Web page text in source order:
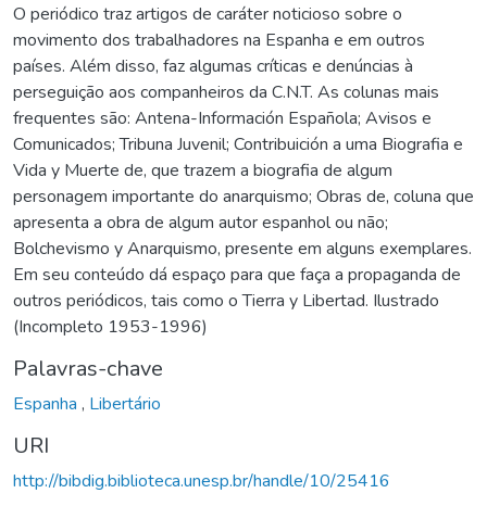
O periódico traz artigos de caráter noticioso sobre o
movimento dos trabalhadores na Espanha e em outros
países. Além disso, faz algumas críticas e denúncias à
perseguição aos companheiros da C.N.T. As colunas mais
frequentes são: Antena-Información Española; Avisos e
Comunicados; Tribuna Juvenil; Contribuición a uma Biografia e
Vida y Muerte de, que trazem a biografia de algum
personagem importante do anarquismo; Obras de, coluna que
apresenta a obra de algum autor espanhol ou não;
Bolchevismo y Anarquismo, presente em alguns exemplares.
Em seu conteúdo dá espaço para que faça a propaganda de
outros periódicos, tais como o Tierra y Libertad. Ilustrado
(Incompleto 1953-1996)
Palavras-chave
Espanha , Libertário
URI
http://bibdig.biblioteca.unesp.br/handle/10/25416